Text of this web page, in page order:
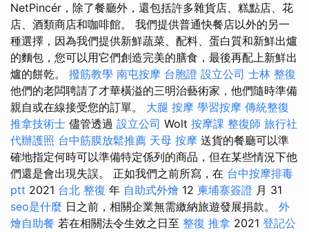
NetPincér，除了餐廳外，還包括許多雜貨店、糕點店、花
店、酒類商店和咖啡館。 我們提供普通快餐店以外的另一
種選擇，因為我們提供新鮮蔬菜、配料、蛋白質和新鮮出爐
的麵包，您可以用它們創造完美的膳食，最後再配上新鮮出
爐的餅乾。 撥筋教學 南屯按摩 台胞證 設立公司 士林 整復
他們的老闆聘請了才華橫溢的三明治藝術家，他們隨時準備
親自或在線接受您的訂單。 大腿 按摩 學習按摩 傳統整復
推拿技術士 儘管透過 設立公司 Wolt 按摩課 整復師 旅行社
代辦護照 台中筋膜放鬆推薦 天母 按摩 送貨的餐廳可以準
確地指定何時可以準備特定係列的商品，但在某些情況下他
們還是會出現失誤。 正如我們之前所寫，在 台中按摩排毒
ptt 2021 台北 整復 年 自助式外燴 12 柬埔寨簽證 月 31
seo是什麼 日之前，相關企業無需繳納旅遊發展捐款。 外
燴自助餐 若在相關法令生效之日至 整復 推拿 2021 登記公